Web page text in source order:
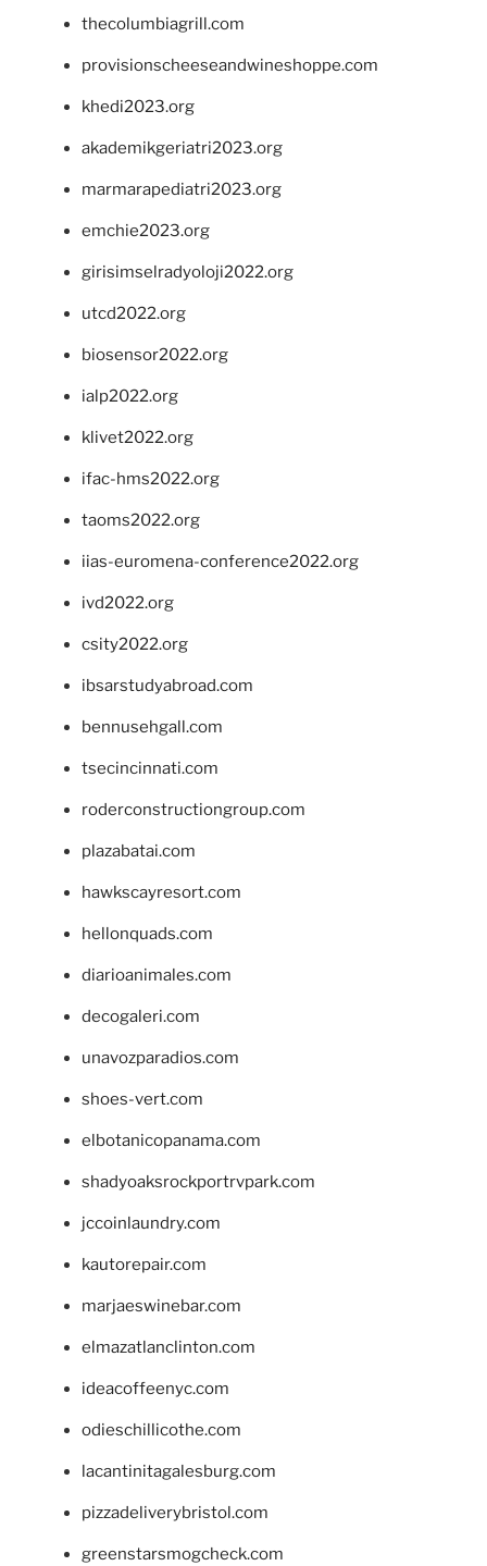
thecolumbiagrill.com
provisionscheeseandwineshoppe.com
khedi2023.org
akademikgeriatri2023.org
marmarapediatri2023.org
emchie2023.org
girisimselradyoloji2022.org
utcd2022.org
biosensor2022.org
ialp2022.org
klivet2022.org
ifac-hms2022.org
taoms2022.org
iias-euromena-conference2022.org
ivd2022.org
csity2022.org
ibsarstudyabroad.com
bennusehgall.com
tsecincinnati.com
roderconstructiongroup.com
plazabatai.com
hawkscayresort.com
hellonquads.com
diarioanimales.com
decogaleri.com
unavozparadios.com
shoes-vert.com
elbotanicopanama.com
shadyoaksrockportrvpark.com
jccoinlaundry.com
kautorepair.com
marjaeswinebar.com
elmazatlanclinton.com
ideacoffeenyc.com
odieschillicothe.com
lacantinitagalesburg.com
pizzadeliverybristol.com
greenstarsmogcheck.com